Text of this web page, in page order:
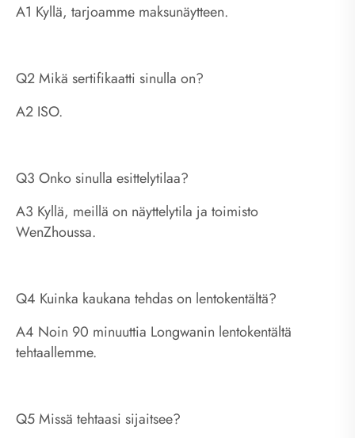
A1 Kyllä, tarjoamme maksunäytteen.
Q2 Mikä sertifikaatti sinulla on?
A2 ISO.
Q3 Onko sinulla esittelytilaa?
A3 Kyllä, meillä on näyttelytila ​​ja toimisto
WenZhoussa.
Q4 Kuinka kaukana tehdas on lentokentältä?
A4 Noin 90 minuuttia Longwanin lentokentältä
tehtaallemme.
Q5 Missä tehtaasi sijaitsee?